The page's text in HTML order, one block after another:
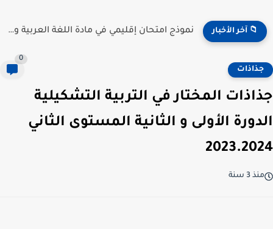
📁 آخر الأخبار نموذج امتحان إقليمي في مادة اللغة الفرنسية للمستوى السادس...
جذاذات
0
جذاذات المختار في التربية التشكيلية
الدورة الأولى و الثانية المستوى الثاني
2023.2024
منذ 3 سنة